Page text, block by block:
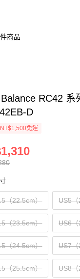
商品
RC42 系
D
免運
（22.5cm） US5
（23.5cm） US6
（24.5cm） US7
（25.5cm） US8